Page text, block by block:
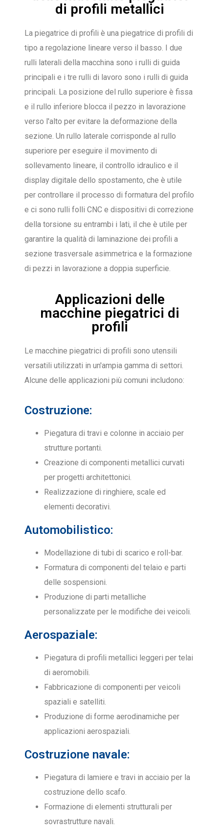
di profili metallici
La piegatrice di profili è una piegatrice di profili di
tipo a regolazione lineare verso il basso. I due
rulli laterali della macchina sono i rulli di guida
principali e i tre rulli di lavoro sono i rulli di guida
principali. La posizione del rullo superiore è fissa
e il rullo inferiore blocca il pezzo in lavorazione
verso l'alto per evitare la deformazione della
sezione. Un rullo laterale corrisponde al rullo
superiore per eseguire il movimento di
sollevamento lineare, il controllo idraulico e il
display digitale dello spostamento, che è utile
per controllare il processo di formatura del profilo
e ci sono rulli folli CNC e dispositivi di correzione
della torsione su entrambi i lati, il che è utile per
garantire la qualità di laminazione dei profili a
sezione trasversale asimmetrica e la formazione
di pezzi in lavorazione a doppia superficie.
Applicazioni delle
macchine piegatrici di
profili
Le macchine piegatrici di profili sono utensili
versatili utilizzati in un'ampia gamma di settori.
Alcune delle applicazioni più comuni includono:
Costruzione:
Piegatura di travi e colonne in acciaio per
strutture portanti.
Creazione di componenti metallici curvati
per progetti architettonici.
Realizzazione di ringhiere, scale ed
elementi decorativi.
Automobilistico:
Modellazione di tubi di scarico e roll-bar.
Formatura di componenti del telaio e parti
delle sospensioni.
Produzione di parti metalliche
personalizzate per le modifiche dei veicoli.
Aerospaziale:
Piegatura di profili metallici leggeri per telai
di aeromobili.
Fabbricazione di componenti per veicoli
spaziali e satelliti.
Produzione di forme aerodinamiche per
applicazioni aerospaziali.
Costruzione navale:
Piegatura di lamiere e travi in acciaio per la
costruzione dello scafo.
Formazione di elementi strutturali per
sovrastrutture navali.